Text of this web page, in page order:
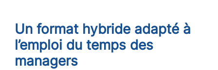
Un format hybride adapté à
l’emploi du temps des
managers